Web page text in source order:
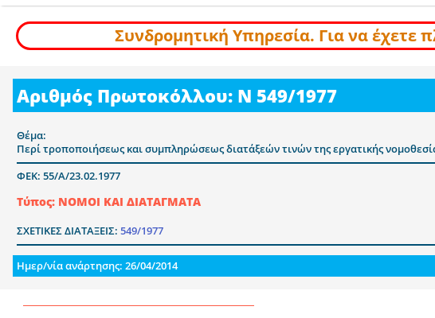
Συνδρομητική Υπηρεσία. Για να
Αριθμός Πρωτοκόλλου: Ν 549/1977
Θέμα:
Περί τροποποιήσεως και συμπληρώσεως διατάξεών τινών της εργατικής
ΦΕΚ: 55/Α/23.02.1977
Τύπος: ΝΟΜΟΙ ΚΑΙ ΔΙΑΤΑΓΜΑΤΑ
ΣΧΕΤΙΚΕΣ ΔΙΑΤΑΞΕΙΣ: 549/1977
Ημερ/νία ανάρτησης: 26/04/2014